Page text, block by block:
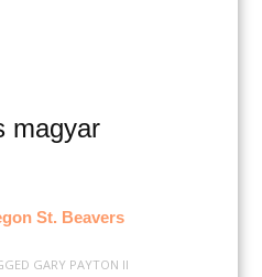
magyar
St. Beavers
GARY PAYTON II